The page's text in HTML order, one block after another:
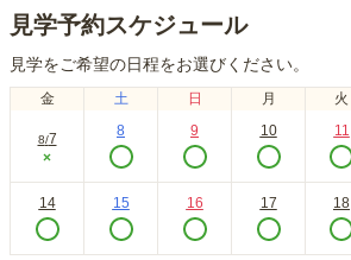
見学予約スケジュール
見学をご希望の日程をお選びください。
金 土 日 月 火
8/7
×
8 9 10 11
14 15 16 17 18